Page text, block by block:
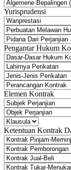
Yurisprudensi
Pengantar Hukum
Elemen Kontrak
Ketentuan Kontrak